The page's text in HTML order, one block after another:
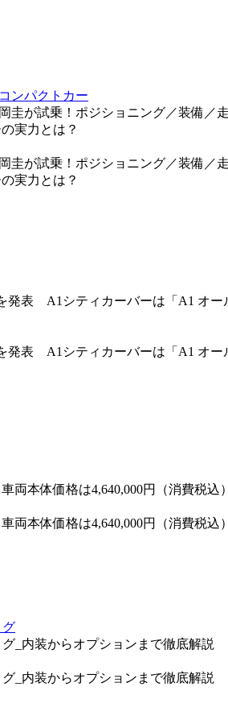
ンパクトカー
圭が試乗！ポジショニング／装備／
実力とは？
圭が試乗！ポジショニング／装備／
実力とは？
発表 A1シティカーバーは「A1 オー
発表 A1シティカーバーは「A1 オー
両本体価格は4,640,000円（消費税込
両本体価格は4,640,000円（消費税込
グ
_内装からオプションまで徹底解説
_内装からオプションまで徹底解説